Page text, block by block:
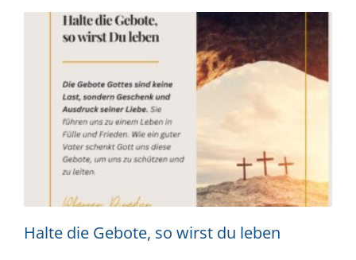
Halte die Gebote, so wirst du leben